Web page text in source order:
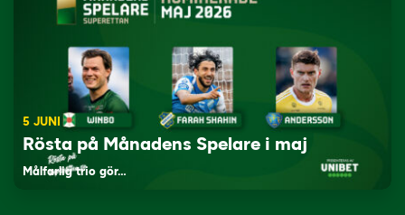
5 JUNI
Rösta på Månadens Spelare i maj
Målfarlig trio gör…